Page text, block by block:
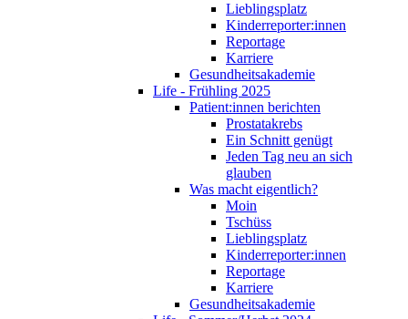
Lieblingsplatz
Kinderreporter:innen
Reportage
Karriere
Gesundheitsakademie
Life - Frühling 2025
Patient:innen berichten
Prostatakrebs
Ein Schnitt genügt
Jeden Tag neu an sich
glauben
Was macht eigentlich?
Moin
Tschüss
Lieblingsplatz
Kinderreporter:innen
Reportage
Karriere
Gesundheitsakademie